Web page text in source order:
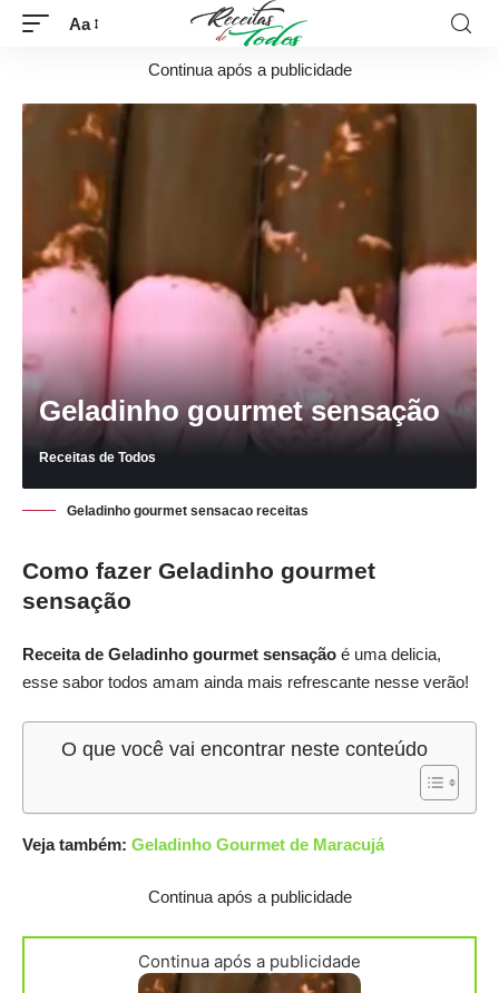
Aa
Continua após a publicidade
Geladinho gourmet sensação
Receitas de Todos
Geladinho gourmet sensacao receitas
Como fazer Geladinho gourmet
sensação
Receita de Geladinho gourmet sensação é uma delicia,
esse sabor todos amam ainda mais refrescante nesse verão!
O que você vai encontrar neste conteúdo
Veja também: Geladinho Gourmet de Maracujá
Continua após a publicidade
Continua após a publicidade